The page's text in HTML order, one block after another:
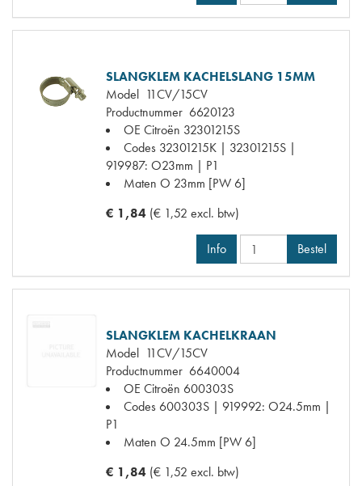
SLANGKLEM KACHELSLANG 15MM
Model 11CV/15CV
Productnummer 6620123
OE Citroën 32301215S
Codes 32301215K | 32301215S |
919987: O23mm | P1
Maten O 23mm [PW 6]
€ 1,84 (€ 1,52 excl. btw)
Info Bestel
SLANGKLEM KACHELKRAAN
Model 11CV/15CV
Productnummer 6640004
OE Citroën 600303S
Codes 600303S | 919992: O24.5mm |
P1
Maten O 24.5mm [PW 6]
€ 1,84 (€ 1,52 excl. btw)